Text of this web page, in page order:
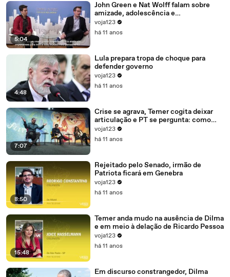
5:04
John Green e Nat Wolff falam sobre
amizade, adolescência e
amadurecimento
voja123
há 11 anos
4:48
Lula prepara tropa de choque para
defender governo
voja123
há 11 anos
7:07
Crise se agrava, Temer cogita deixar
articulação e PT se pergunta: como
recompor o governo?
voja123
há 11 anos
8:50
Rejeitado pelo Senado, irmão de
Patriota ficará em Genebra
voja123
há 11 anos
15:48
Temer anda mudo na ausência de Dilma
e em meio à delação de Ricardo Pessoa
voja123
há 11 anos
Em discurso constrangedor, Dilma